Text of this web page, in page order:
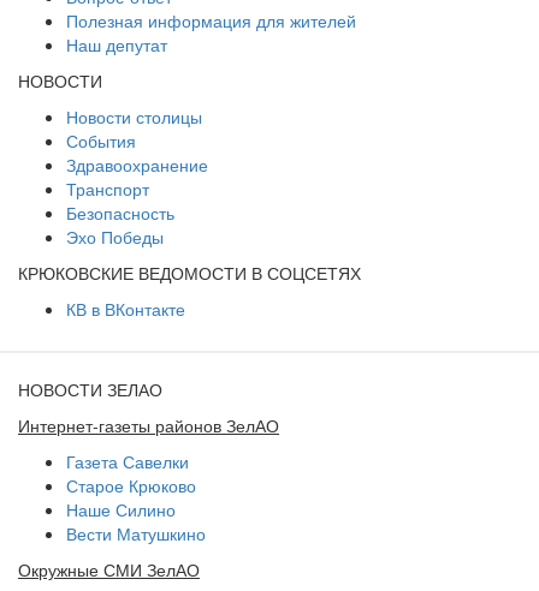
Полезная информация для жителей
Наш депутат
НОВОСТИ
Новости столицы
События
Здравоохранение
Транспорт
Безопасность
Эхо Победы
КРЮКОВСКИЕ ВЕДОМОСТИ В СОЦСЕТЯХ
КВ в ВКонтакте
НОВОСТИ ЗЕЛАО
Интернет-газеты районов ЗелАО
Газета Савелки
Старое Крюково
Наше Силино
Вести Матушкино
Окружные СМИ ЗелАО